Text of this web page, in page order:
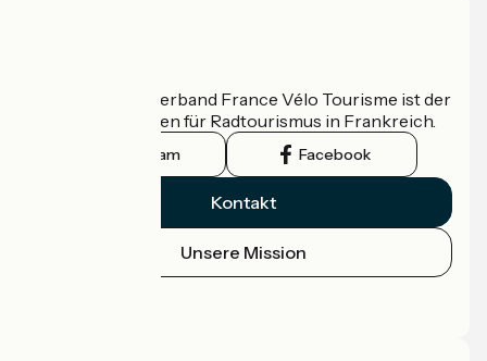
Der nationale Verband France Vélo Tourisme ist der
offizielle Leitfaden für Radtourismus in Frankreich.
Instagram Facebook
Kontakt
Unsere Mission